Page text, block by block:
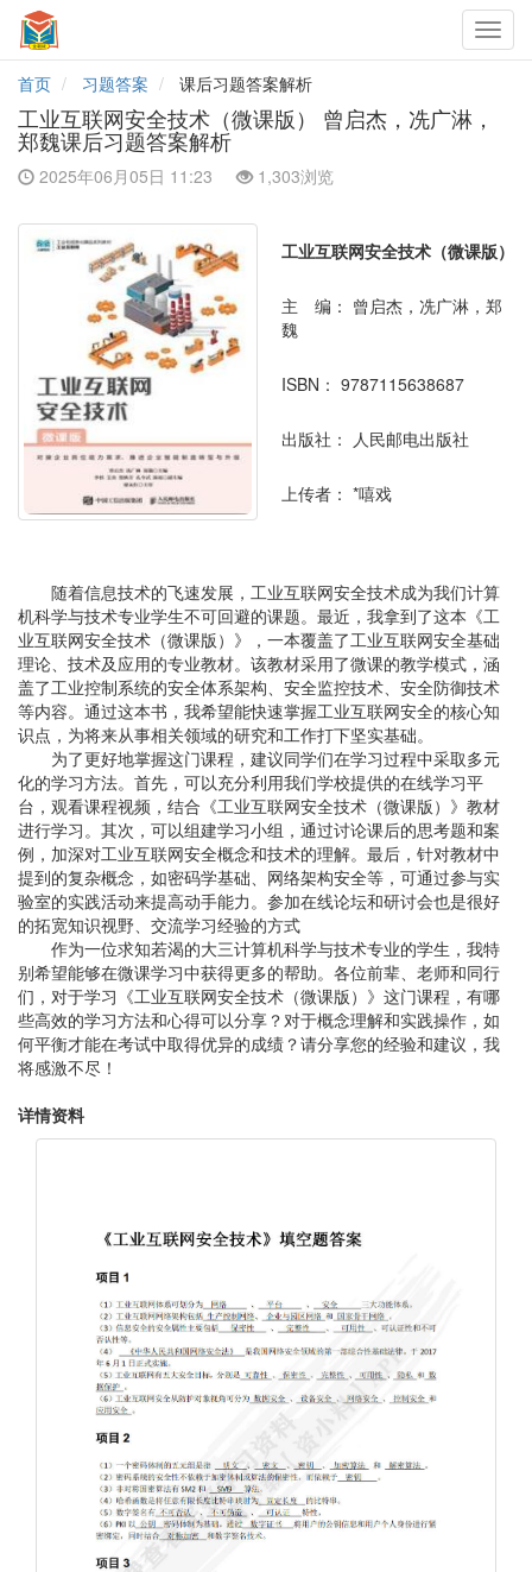
首页
习题答案 课后习题答案解析
工业互联网安全技术（微课版） 曾启杰，冼广淋，
郑魏课后习题答案解析
2025年06月05日 11:23 1,303浏览
工业互联网安全技术（微课版）
主 编： 曾启杰，冼广淋，郑
魏
ISBN： 9787115638687
出版社： 人民邮电出版社
上传者： *嘻戏
随着信息技术的飞速发展，工业互联网安全技术成为我们计算
机科学与技术专业学生不可回避的课题。最近，我拿到了这本《工
业互联网安全技术（微课版）》，一本覆盖了工业互联网安全基础
理论、技术及应用的专业教材。该教材采用了微课的教学模式，涵
盖了工业控制系统的安全体系架构、安全监控技术、安全防御技术
等内容。通过这本书，我希望能快速掌握工业互联网安全的核心知
识点，为将来从事相关领域的研究和工作打下坚实基础。
为了更好地掌握这门课程，建议同学们在学习过程中采取多元
化的学习方法。首先，可以充分利用我们学校提供的在线学习平
台，观看课程视频，结合《工业互联网安全技术（微课版）》教材
进行学习。其次，可以组建学习小组，通过讨论课后的思考题和案
例，加深对工业互联网安全概念和技术的理解。最后，针对教材中
提到的复杂概念，如密码学基础、网络架构安全等，可通过参与实
验室的实践活动来提高动手能力。参加在线论坛和研讨会也是很好
的拓宽知识视野、交流学习经验的方式
作为一位求知若渴的大三计算机科学与技术专业的学生，我特
别希望能够在微课学习中获得更多的帮助。各位前辈、老师和同行
们，对于学习《工业互联网安全技术（微课版）》这门课程，有哪
些高效的学习方法和心得可以分享？对于概念理解和实践操作，如
何平衡才能在考试中取得优异的成绩？请分享您的经验和建议，我
将感激不尽！
详情资料